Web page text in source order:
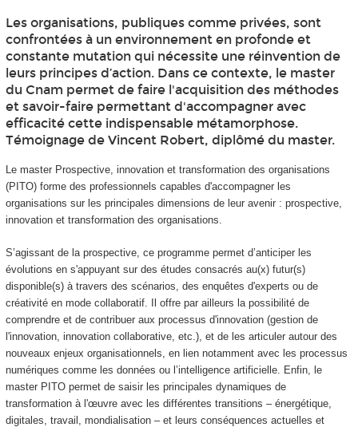
Les organisations, publiques comme privées, sont
confrontées à un environnement en profonde et
constante mutation qui nécessite une réinvention de
leurs principes d’action. Dans ce contexte, le master
du Cnam permet de faire l'acquisition des méthodes
et savoir-faire permettant d'accompagner avec
efficacité cette indispensable métamorphose.
Témoignage de Vincent Robert, diplômé du master.
Le master Prospective, innovation et transformation des organisations
(PITO) forme des professionnels capables d'accompagner les
organisations sur les principales dimensions de leur avenir : prospective,
innovation et transformation des organisations.
S’agissant de la prospective, ce programme permet d’anticiper les
évolutions en s'appuyant sur des études consacrés au(x) futur(s)
disponible(s) à travers des scénarios, des enquêtes d'experts ou de
créativité en mode collaboratif. Il offre par ailleurs la possibilité de
comprendre et de contribuer aux processus d'innovation (gestion de
l'innovation, innovation collaborative, etc.), et de les articuler autour des
nouveaux enjeux organisationnels, en lien notamment avec les processus
numériques comme les données ou l’intelligence artificielle. Enfin, le
master PITO permet de saisir les principales dynamiques de
transformation à l'œuvre avec les différentes transitions – énergétique,
digitales, travail, mondialisation – et leurs conséquences actuelles et